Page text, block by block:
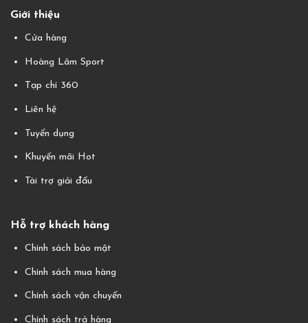
Giới thiệu
Cửa hàng
Hoàng Lâm Sport
Tạp chí 360
Liên hệ
Tuyển dụng
Khuyến mãi Hot
Tài trợ giải đấu
Hỗ trợ khách hàng
Chính sách bảo mật
Chính sách mua hàng
Chính sách vận chuyển
Chính sách trả hàng